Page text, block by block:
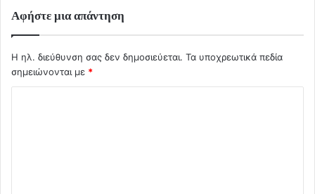
Αφήστε μια απάντηση
Η ηλ. διεύθυνση σας δεν δημοσιεύεται. Τα υποχρεωτικά πεδία
σημειώνονται με *